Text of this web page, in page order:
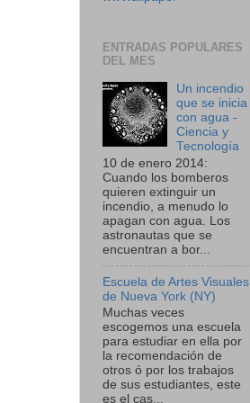
ENTRADAS POPULARES
DEL MES
Un incendio
que se inicia
con agua -
Ciencia y
Tecnología
10 de enero 2014:
Cuando los bomberos
quieren extinguir un
incendio, a menudo lo
apagan con agua. Los
astronautas que se
encuentran a bor...
Escuela de Artes Visuales
de Nueva York (NY)
Muchas veces
escogemos una escuela
para estudiar en ella por
la recomendación de
otros ó por los trabajos
de sus estudiantes, este
es el cas...